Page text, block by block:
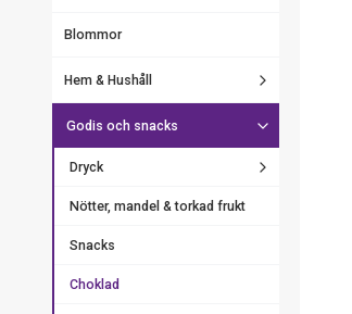
Blommor
Hem & Hushåll
Godis och snacks
Dryck
Nötter, mandel & torkad frukt
Snacks
Choklad